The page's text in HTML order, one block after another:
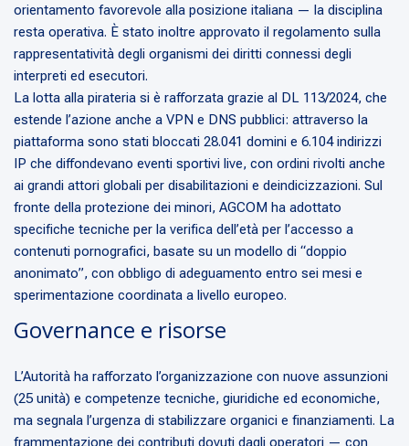
orientamento favorevole alla posizione italiana — la disciplina
resta operativa. È stato inoltre approvato il regolamento sulla
rappresentatività degli organismi dei diritti connessi degli
interpreti ed esecutori.
La lotta alla pirateria si è rafforzata grazie al DL 113/2024, che
estende l’azione anche a VPN e DNS pubblici: attraverso la
piattaforma sono stati bloccati 28.041 domini e 6.104 indirizzi
IP che diffondevano eventi sportivi live, con ordini rivolti anche
ai grandi attori globali per disabilitazioni e deindicizzazioni. Sul
fronte della protezione dei minori, AGCOM ha adottato
specifiche tecniche per la verifica dell’età per l’accesso a
contenuti pornografici, basate su un modello di “doppio
anonimato”, con obbligo di adeguamento entro sei mesi e
sperimentazione coordinata a livello europeo.
Governance e risorse
L’Autorità ha rafforzato l’organizzazione con nuove assunzioni
(25 unità) e competenze tecniche, giuridiche ed economiche,
ma segnala l’urgenza di stabilizzare organici e finanziamenti. La
frammentazione dei contributi dovuti dagli operatori — con